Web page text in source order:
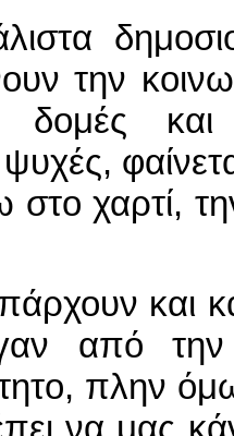
την
δομές
ψυχές,
στο χαρτί,
και
από την
πλην
να μας